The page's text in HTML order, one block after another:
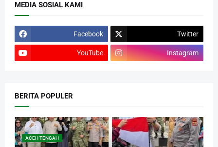
MEDIA SOSIAL KAMI
Facebook Twitter
YouTube Instagram
BERITA POPULER
ACEH TENGAH